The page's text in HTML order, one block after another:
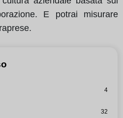
E potrai misurare
4
32